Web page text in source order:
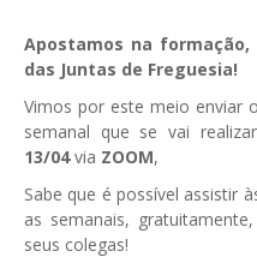
Isenção
Apostamos na
das Juntas de Freguesia!
Vimos por este meio enviar
semanal que se vai
13/04via ZOOM,
Sabe que é possível assistir
as semanais,
seus colegas!